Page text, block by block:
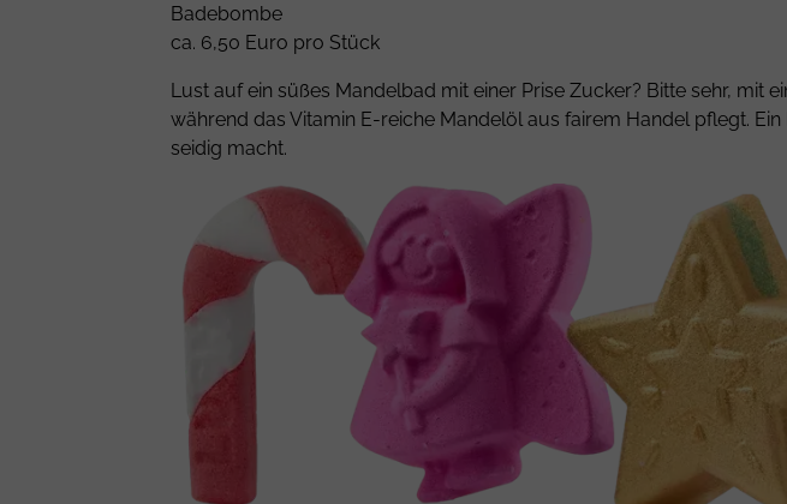
Badebombe
ca. 6,50 Euro pro Stück
Lust auf ein süßes Mandelbad mit einer Prise Zucker? Bitte sehr, mit
während das Vitamin E-reiche Mandelöl aus fairem Handel pflegt.
seidig macht.